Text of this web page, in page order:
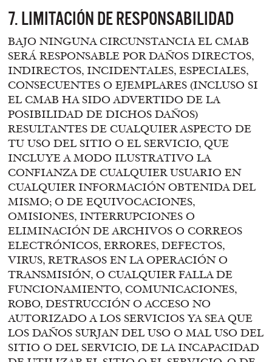
7. LIMITACIÓN DE RESPONSABILIDAD
BAJO NINGUNA CIRCUNSTANCIA EL CMAB
SERÁ RESPONSABLE POR DAÑOS DIRECTOS,
INDIRECTOS, INCIDENTALES, ESPECIALES,
CONSECUENTES O EJEMPLARES (INCLUSO SI
EL CMAB HA SIDO ADVERTIDO DE LA
POSIBILIDAD DE DICHOS DAÑOS)
RESULTANTES DE CUALQUIER ASPECTO DE
TU USO DEL SITIO O EL SERVICIO, QUE
INCLUYE A MODO ILUSTRATIVO LA
CONFIANZA DE CUALQUIER USUARIO EN
CUALQUIER INFORMACIÓN OBTENIDA DEL
MISMO; O DE EQUIVOCACIONES,
OMISIONES, INTERRUPCIONES O
ELIMINACIÓN DE ARCHIVOS O CORREOS
ELECTRÓNICOS, ERRORES, DEFECTOS,
VIRUS, RETRASOS EN LA OPERACIÓN O
TRANSMISIÓN, O CUALQUIER FALLA DE
FUNCIONAMIENTO, COMUNICACIONES,
ROBO, DESTRUCCIÓN O ACCESO NO
AUTORIZADO A LOS SERVICIOS YA SEA QUE
LOS DAÑOS SURJAN DEL USO O MAL USO DEL
SITIO O DEL SERVICIO, DE LA INCAPACIDAD